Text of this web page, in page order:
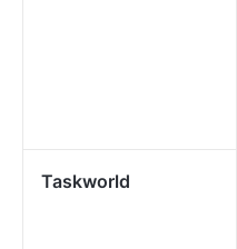
Taskworld